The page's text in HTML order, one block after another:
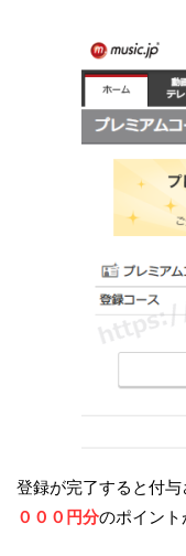
登録が完了すると付与
０００円分のポイント